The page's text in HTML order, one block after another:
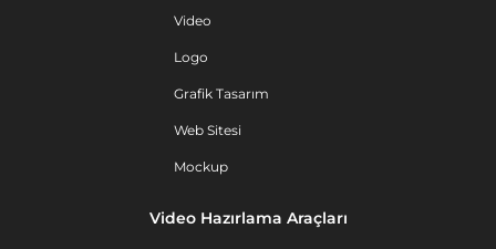
Video
Logo
Grafik Tasarım
Web Sitesi
Mockup
Video Hazırlama Araçları